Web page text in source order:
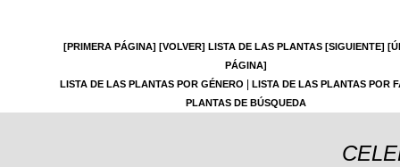
[PRIMERA PÁGINA] [VOLVER] LISTA DE LAS PLANTAS [SIGUIENTE]
PÁGINA]
LISTA DE LAS PLANTAS POR GÉNERO
LISTA DE LAS PLANTAS POR
PLANTAS DE BÚSQUEDA